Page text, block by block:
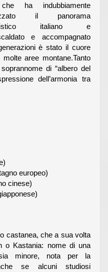
ha indubbiamente
il panorama
italiano e
e accompagnato
è stato il cuore
aree montane.Tanto
di “albero del
dell’armonia tra
europeo)
cinese)
castanea, che a sua volta
o Kastania: nome di una
minore, nota per la
se alcuni studiosi